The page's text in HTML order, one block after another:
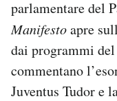
parlamentare del
Manifestoapre
dai programmi
commentano
Juventus Tudor e